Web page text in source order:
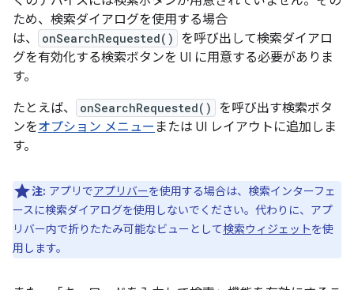
ため、検索ダイアログを使用する場合
は、
onSearchRequested()
を呼び出して検索ダイアロ
グを有効化する検索ボタンを UI に用意する必要がありま
す。
たとえば、
onSearchRequested()
を呼び出す検索ボタ
ンをオプション メニュー または UI レイアウトに追加しま
す。
注: アプリでアプリバーを使用する場合は、検索インターフェ
ースに検索ダイアログを使用しないでください。代わりに、アプ
リバー内で折りたたみ可能なビューとして検索ウィジェットを使
用します。